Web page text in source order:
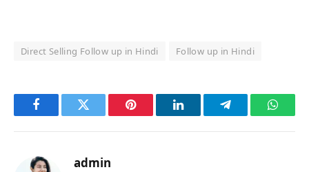
Direct Selling Follow up in Hindi Follow up in Hindi
FacebookTwitter Pinterest LinkedInTelegram
admin